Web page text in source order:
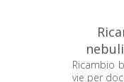
Ricambio
vie per